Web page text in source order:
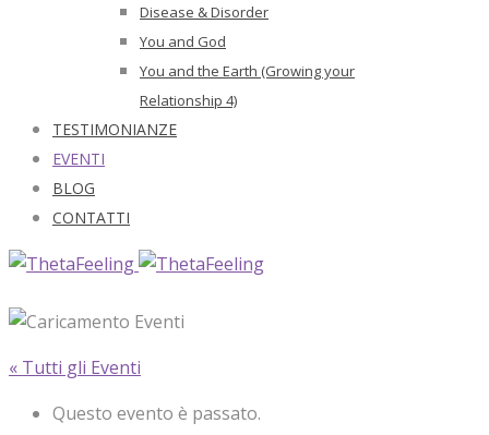
Disease & Disorder
You and God
You and the Earth (Growing your
Relationship 4)
TESTIMONIANZE
EVENTI
BLOG
CONTATTI
« Tutti gli Eventi
Questo evento è passato.